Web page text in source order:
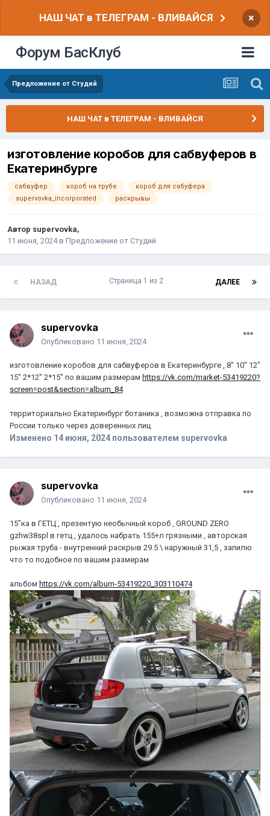
НАШ ЧАТ в ТЕЛЕГРАМ - ВЛИВАЙСЯ ×
Форум БасКлуб
Предложение от Студий
НАШ ЧАТ в ТЕЛЕГРАМ - ВЛИВАЙСЯ
изготовление коробов для сабвуферов в
Екатеринбурге
сабвуфер короб на трубе
короб для сабуфера
supervovka_incorporated
раскрывы
Автор supervovka,
11 июня, 2024в Предложение от Студий
НАЗАД ДАЛЕЕ
Страница 1 из 2
supervovka
Опубликовано 11 июня, 2024
изготовление коробов для сабвуферов в Екатеринбурге , 8" 10" 12"
15" 2*12" 2*15" по вашим размерам https://vk.com/market-53419220?
screen=post&section=album_84
территориально Екатеринбург ботаника , возможна отправка по
России только через доверенных лиц
Изменено 14 июня, 2024 пользователем supervovka
supervovka
Опубликовано 11 июня, 2024
15"ка в ГЕТЦ , презентую необычный короб , GROUND ZERO
gzhw38spl в гетц , удалось набрать 155+л грязными , авторская
рыжая труба - внутренний раскрыв 29.5 \ наружный 31,5 , запилю
что то подобное по вашим размерам
альбом https://vk.com/album-53419220_303110474